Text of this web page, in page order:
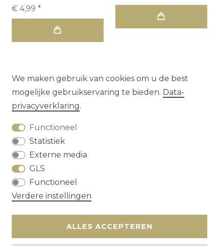
€ 4,99 *
1 2 3
We maken gebruik van cookies om u de best
mogelijke gebruikservaring te bieden. Data­
privacy­verklaring.
Functioneel
Statistiek
Externe media
GLS
Functioneel
Verdere instellingen
ALLES ACCEPTEREN